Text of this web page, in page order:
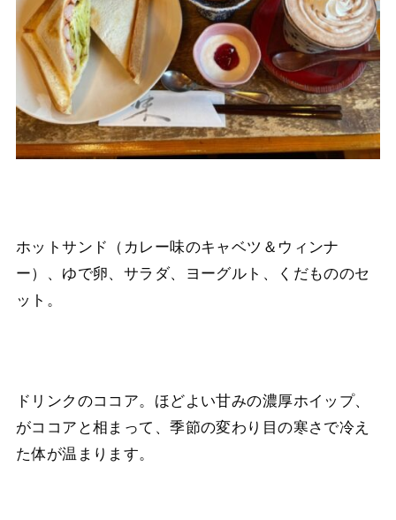
ホットサンド（カレー味のキャベツ＆ウィンナ
ー）、ゆで卵、サラダ、ヨーグルト、くだもののセ
ット。
ドリンクのココア。ほどよい甘みの濃厚ホイップ、
がココアと相まって、季節の変わり目の寒さで冷え
た体が温まります。